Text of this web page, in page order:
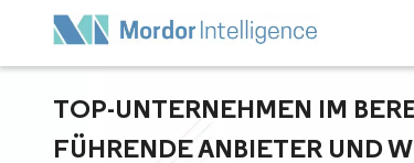
TOP-UNTERNEHMEN IM
FÜHRENDE ANBIETER UND